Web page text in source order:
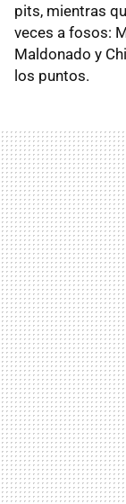
pits, mientras
veces a fosos:
Maldonado y
los puntos.